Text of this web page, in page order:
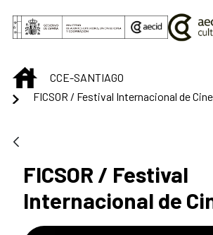
Saut au contenu principal
INICIOCCE-SANTIAGO
FICSOR / Festival Internacional de
FICSOR / Festival
Internacional de